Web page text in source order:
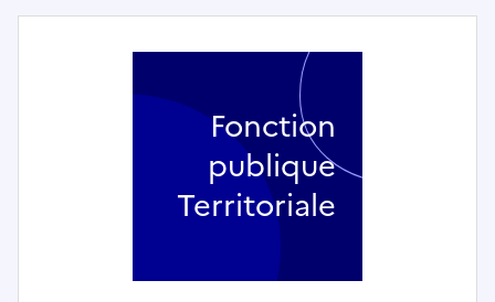
Fonction
publique
Territoriale